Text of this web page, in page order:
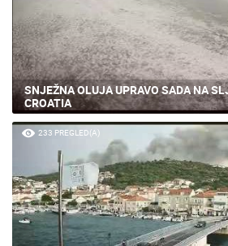
SNJEŽNA OLUJA UPRAVO SADA NA
CROATIA
233 PREGLED(A)